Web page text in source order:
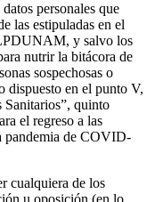
personales que
las estipuladas en el
y salvo los
nutrir la bitácora de
sospechosas o
en el punto V,
Sanitarios”, quinto
el regreso a las
pandemia de COVID-
cualquiera de los